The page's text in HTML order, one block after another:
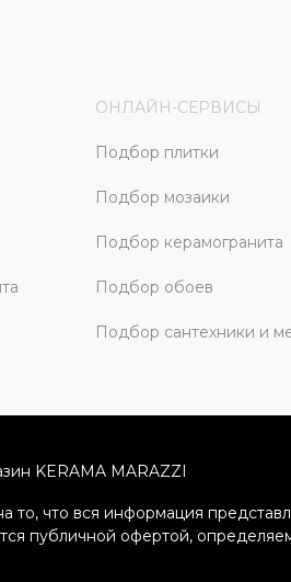
ОНЛАЙН-СЕРВИСЫ
Подбор плитки
Подбор мозаики
Подбор керамогранита
Подбор обоев
Подбор сантехники и
KERAMA MARAZZI
что вся информация
публичной офертой,